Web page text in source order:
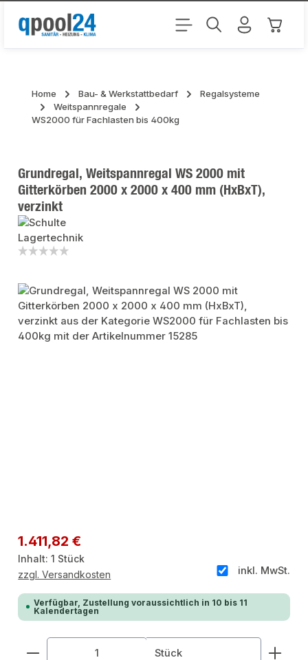
Zum Hauptinhalt springen
Home Bau- & Werkstattbedarf
Regalsysteme
Weitspannregale
WS2000 für Fachlasten bis 400kg
Grundregal, Weitspannregal WS 2000 mit
Gitterkörben 2000 x 2000 x 400 mm (HxBxT),
verzinkt
Bildergalerie überspringen
Regulärer Preis:
1.411,82 €
Inhalt:1 Stück
inkl. MwSt.
zzgl. Versandkosten
Verfügbar, Zustellung voraussichtlich in 10 bis 11
Kalendertagen
Produkt Anzahl: Gib den gewünschten Wert
Stück